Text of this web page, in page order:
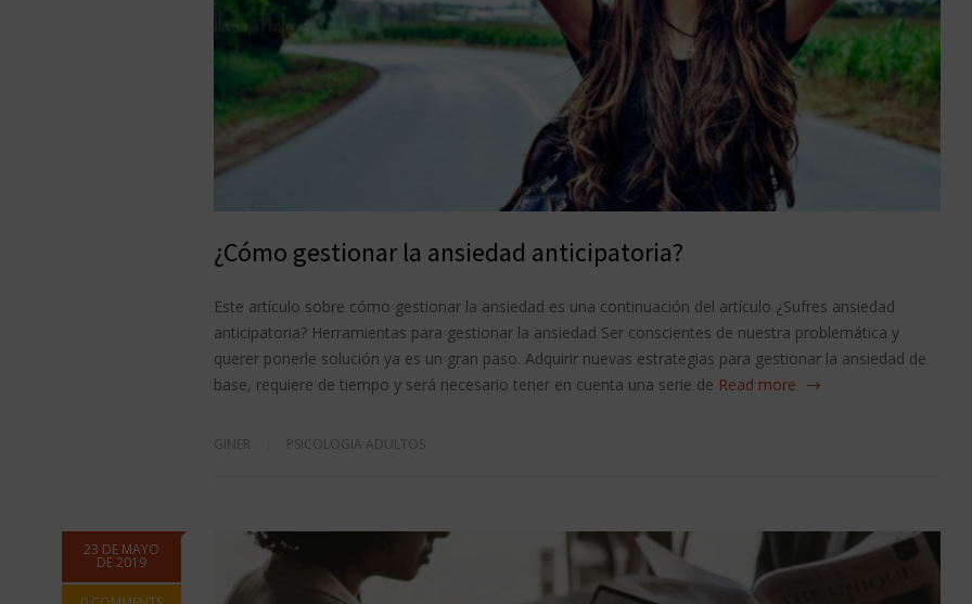
¿Cómo gestionar la ansiedad anticipatoria?
Este artículo sobre cómo gestionar la ansiedad es una continuación del artículo ¿Sufres ansiedad
anticipatoria? Herramientas para gestionar la ansiedad Ser conscientes de nuestra problemática y
querer ponerle solución ya es un gran paso. Adquirir nuevas estrategias para gestionar la ansiedad de
base, requiere de tiempo y será necesario tener en cuenta una serie de Read more
GINER PSICOLOGIA ADULTOS
23 DE MAYO
DE 2019